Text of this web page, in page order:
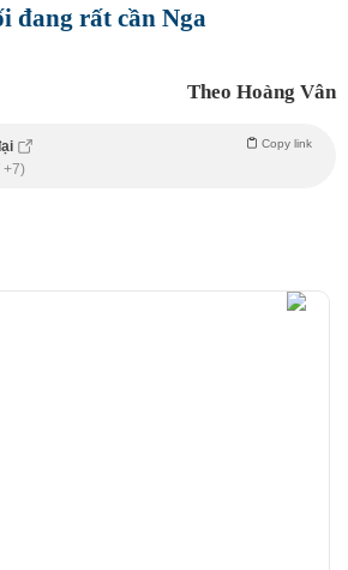
đang rất cần Nga
Theo Hoàng Vân
Copy link
+7)